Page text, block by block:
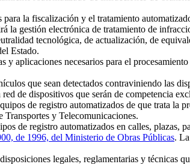
la fiscalización y el tratamiento
gestión electrónica de tratamiento de
tecnológica, de actualización, de
Estado.
aplicaciones necesarios para el
que sean detectados contraviniendo las
de dispositivos que serán de competencia
de registro automatizados de que trata la
y Telecomunicaciones.
de registro automatizados en calles, plazas,
de 1996, del Ministerio de Obras Públicas.
legales, reglamentarias y técnicas